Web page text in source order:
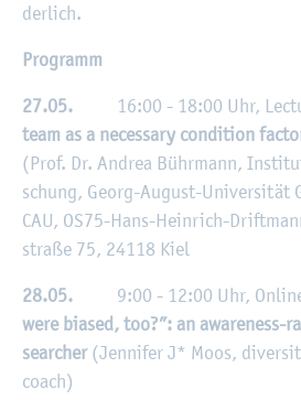
der­lich.
Pro­gramm
27.05. 16:00 - 18:00 Uhr,
team as a ne­cess­a­ry con­di­ti­on
(Prof. Dr. An­drea Bühr­mann,
schung, Georg-Au­gust-Uni­ver­si­tät
CAU, OS75-Hans-Hein­rich-
stra­ße 75, 24118 Kiel
28.05. 9:00 - 12:00 Uhr,
were bia­sed, too?”: an
se­ar­cher(Jen­ni­fer J* Moos,
coach)